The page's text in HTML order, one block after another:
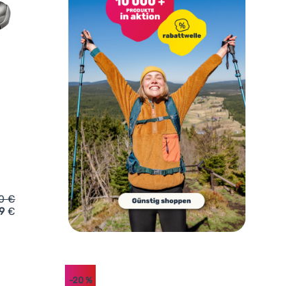
Mammut Sertig III Low GTX Women' hinzufügen
€
€
-20%